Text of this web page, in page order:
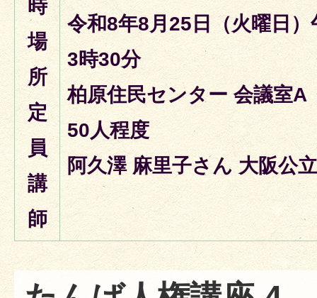
時
場
所
定
員
講
師
令和8年8月25日（火曜日）
3時30分
柏原住民センター 会議室A
50人程度
阿久澤 麻里子さん 大阪公